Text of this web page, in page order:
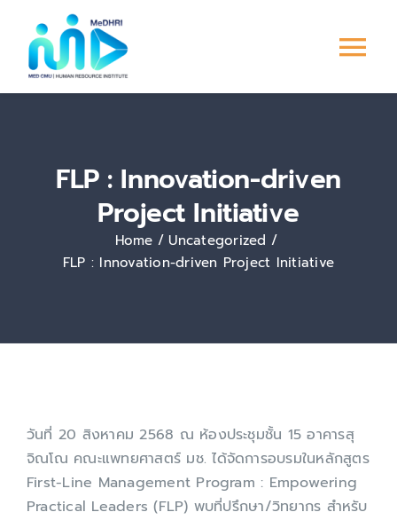
content
การพัฒนาบุคลากร
FLP : Innovation-driven
Project Initiative
Home
Uncategorized
FLP : Innovation-driven Project Initiative
วันที่ 20 สิงหาคม 2568 ณ ห้องประชุมชั้น 15 อาคารสุ
จิณโณ คณะแพทยศาสตร์ มช. ได้จัดการอบรมในหลักสูตร
First-Line Management Program : Empowering
Practical Leaders (FLP) พบที่ปรึกษา/วิทยากร สำหรับ